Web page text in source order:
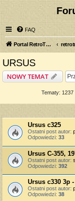
FAQ
Portal RetroTRAKTOR.pl
URSUS
NOWY TEMAT
Tematy: 1237
Ursus c325
Ostatni post autor:
Odpowiedzi: 33
Ursus C-355,
Ostatni post autor:
Odpowiedzi: 392
Ursus c330 3p
Ostatni post autor:
Odpowiedzi: 38